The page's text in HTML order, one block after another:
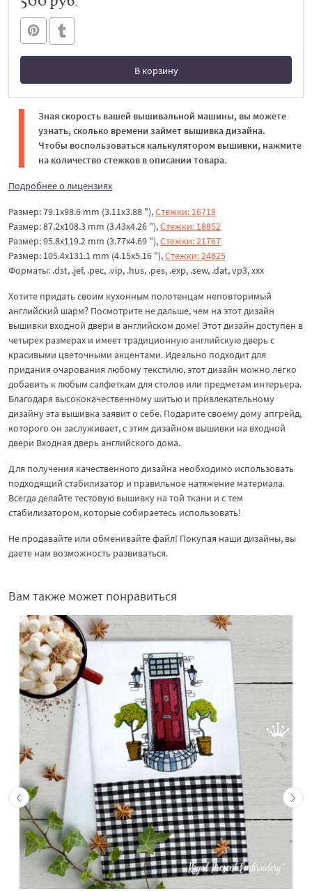
В корзину
В корзине
Зная скорость вашей вышивальной машины, вы можете
узнать, сколько времени займет вышивка дизайна.
Чтобы воспользоваться калькулятором вышивки, нажмите
на количество стежков в описании товара.
Подробнее о лицензиях
Размер: 79.1x98.6 mm (3.11x3.88 "),Стежки: 16719
Размер: 87.2x108.3 mm (3.43x4.26 "),Стежки: 18852
Размер: 95.8x119.2 mm (3.77x4.69 "),Стежки: 21767
Размер: 105.4x131.1 mm (4.15x5.16 "),Стежки: 24825
Форматы: .dst, .jef, .pec, .vip, .hus, .pes, .exp, .sew, .dat, vp3, ххх
Хотите придать своим кухонным полотенцам неповторимый
английский шарм? Посмотрите не дальше, чем на этот дизайн
вышивки входной двери в английском доме! Этот дизайн доступен в
четырех размерах и имеет традиционную английскую дверь с
красивыми цветочными акцентами. Идеально подходит для
придания очарования любому текстилю, этот дизайн можно легко
добавить к любым салфеткам для столов или предметам интерьера.
Благодаря высококачественному шитью и привлекательному
дизайну эта вышивка заявит о себе. Подарите своему дому апгрейд,
которого он заслуживает, с этим дизайном вышивки на входной
двери Входная дверь английского дома.
Для получения качественного дизайна необходимо использовать
подходящий стабилизатор и правильное натяжение материала.
Всегда делайте тестовую вышивку на той ткани и с тем
стабилизатором, которые собираетесь использовать!
Не продавайте или обменивайте файл! Покупая наши дизайны, вы
даете нам возможность развиваться.
Вам также может понравиться